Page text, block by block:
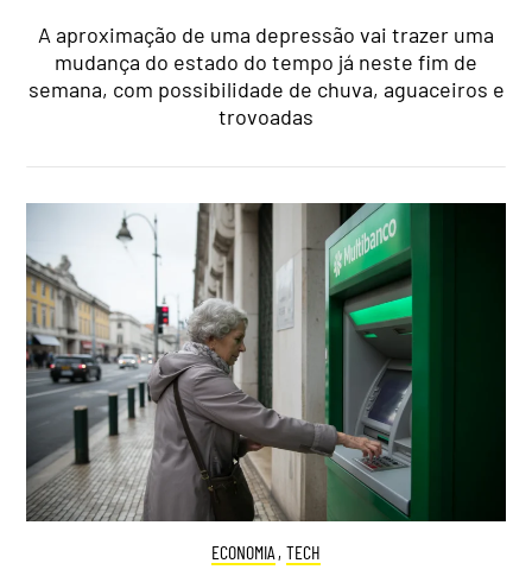
A aproximação de uma depressão vai trazer uma
mudança do estado do tempo já neste fim de
semana, com possibilidade de chuva, aguaceiros e
trovoadas
ECONOMIA , TECH